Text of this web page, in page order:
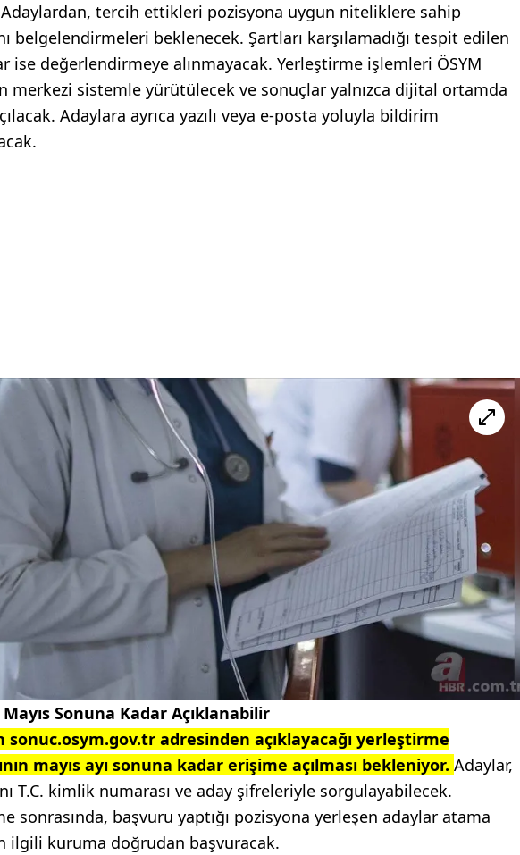
Adaylardan, tercih ettikleri pozisyona uygun niteliklere sahip
belgelendirmeleri beklenecek. Şartları karşılamadığı tespit edilen
ise değerlendirmeye alınmayacak. Yerleştirme işlemleri ÖSYM
merkezi sistemle yürütülecek ve sonuçlar yalnızca dijital ortamda
Adaylara ayrıca yazılı veya e-posta yoluyla bildirim
Sonuna Kadar Açıklanabilir
sonuc.osym.gov.tr adresinden açıklayacağı yerleştirme
mayıs ayı sonuna kadar erişime açılması bekleniyor. Adaylar,
T.C. kimlik numarası ve aday şifreleriyle sorgulayabilecek.
sonrasında, başvuru yaptığı pozisyona yerleşen adaylar atama
ilgili kuruma doğrudan başvuracak.